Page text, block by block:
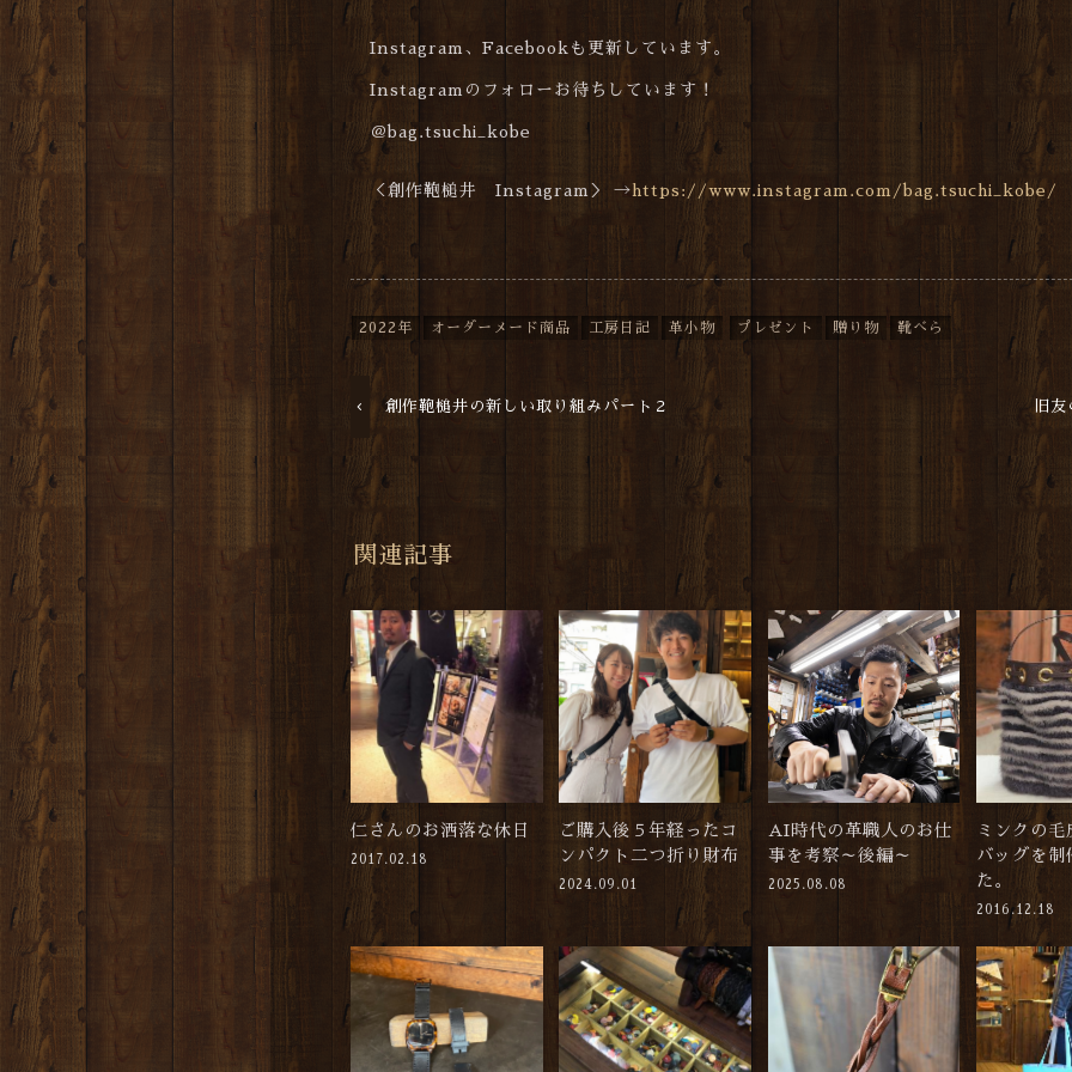
Instagram、Facebookも更新しています。
Instagramのフォローお待ちしています！
＠bag.tsuchi_kobe
＜創作鞄槌井 Instagram＞ → https://www.instagram.com/bag.tsuchi_kobe/
2022年 オーダーメード商品 工房日記 革小物 プレゼント 贈り物 靴べら
創作鞄槌井の新しい取り組みパート２ 旧
関連記事
仁さんのお洒落な休日
2017.02.18
ご購入後５年経ったコ
ンパクト二つ折り財布
2024.09.01
AI時代の革職人のお仕
事を考察～後編～
2025.08.08
ミンクの
バッグを制
た。
2016.12.18